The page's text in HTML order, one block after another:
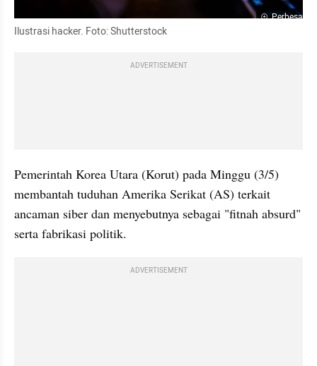
Perbesar
Ilustrasi hacker. Foto: Shutterstock
ADVERTISEMENT
Pemerintah Korea Utara (Korut) pada Minggu (3/5)
membantah tuduhan Amerika Serikat (AS) terkait
ancaman siber dan menyebutnya sebagai "fitnah absurd"
serta fabrikasi politik.
ADVERTISEMENT